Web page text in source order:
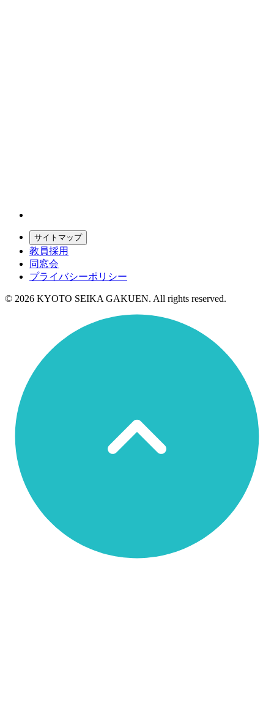
サイトマップ
教員採用
同窓会
プライバシーポリシー
© 2026 KYOTO SEIKA GAKUEN. All rights reserved.